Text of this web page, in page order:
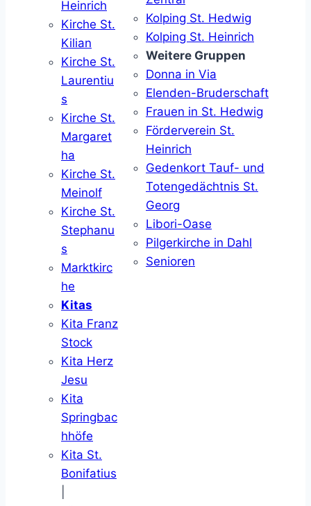
Heinrich
Kirche St.
Kilian
Kirche St.
Laurentiu
s
Kirche St.
Margaret
ha
Kirche St.
Meinolf
Kirche St.
Stephanu
s
Marktkirc
he
Kitas
Kita Franz
Stock
Kita Herz
Jesu
Kita
Springbac
hhöfe
Kita St.
Bonifatius
Kolping St. Hedwig
Kolping St. Heinrich
Weitere Gruppen
Donna in Via
Elenden-Bruderschaft
Frauen in St. Hedwig
Förderverein St.
Heinrich
Gedenkort Tauf- und
Totengedächtnis St.
Georg
Libori-Oase
Pilgerkirche in Dahl
Senioren